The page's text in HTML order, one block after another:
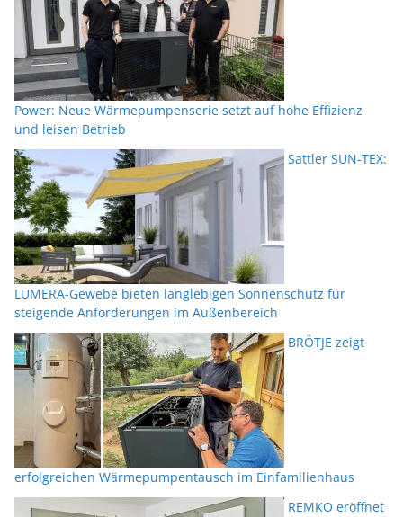
Power: Neue Wärmepumpenserie setzt auf hohe Effizienz
und leisen Betrieb
Sattler SUN-TEX:
LUMERA-Gewebe bieten langlebigen Sonnenschutz für
steigende Anforderungen im Außenbereich
BRÖTJE zeigt
erfolgreichen Wärmepumpentausch im Einfamilienhaus
REMKO eröffnet